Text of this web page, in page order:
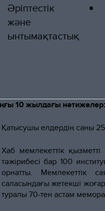
Әріптестік
және
ынтымақтастық
10 жылдағы нәтижелер:
Қатысушы елдердің саны
Хаб мемлекеттік
тәжірибесі бар 100
орнатты. Мемлекеттік
саласындағы жетекші
туралы 70-тен астам